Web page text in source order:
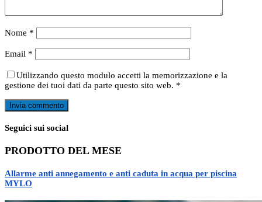
Nome *
Email *
Utilizzando questo modulo accetti la memorizzazione e la
gestione dei tuoi dati da parte questo sito web. *
Seguici sui social
PRODOTTO DEL MESE
Allarme anti annegamento e anti caduta in acqua per piscina
MYLO